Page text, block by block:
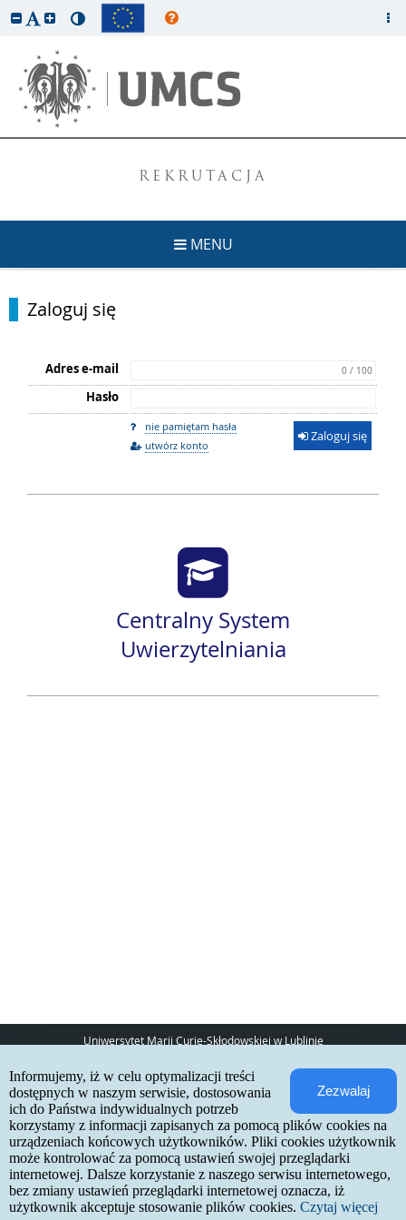
REKRUTACJA
MENU
Zaloguj się
Adres e-mail 0 / 100
Hasło
nie pamiętam hasła
utwórz konto
Zaloguj się
Centralny System
Uwierzytelniania
Uniwersytet Marii Curie-Skłodowskiej w Lublinie
20-031 Lublin
www:http://umcs.pl
Internetowa Rekrutacja Kandydatów
IRK 1.21.3 (6bf78478) :: 2026-06-17
mapa strony
deklaracja dostępności
kontakt
Zezwalaj
Informujemy, iż w celu optymalizacji treści
dostępnych w naszym serwisie, dostosowania
ich do Państwa indywidualnych potrzeb
korzystamy z informacji zapisanych za pomocą plików cookies na
urządzeniach końcowych użytkowników. Pliki cookies użytkownik
może kontrolować za pomocą ustawień swojej przeglądarki
internetowej. Dalsze korzystanie z naszego serwisu internetowego,
bez zmiany ustawień przeglądarki internetowej oznacza, iż
użytkownik akceptuje stosowanie plików cookies. Czytaj więcej